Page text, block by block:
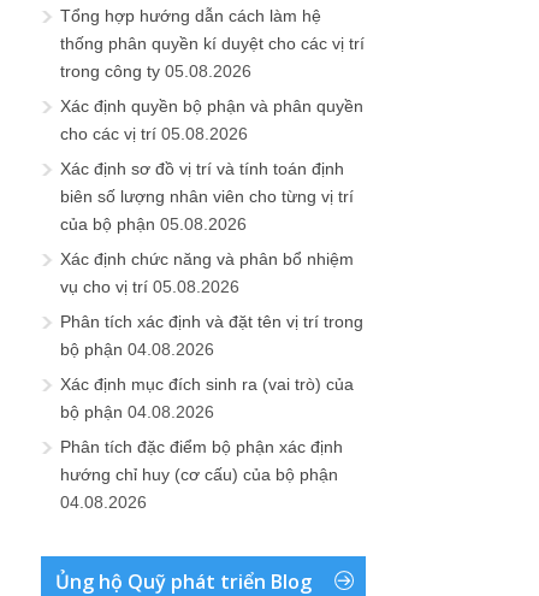
Tổng hợp hướng dẫn cách làm hệ
thống phân quyền kí duyệt cho các vị trí
trong công ty 05.08.2026
Xác định quyền bộ phận và phân quyền
cho các vị trí 05.08.2026
Xác định sơ đồ vị trí và tính toán định
biên số lượng nhân viên cho từng vị trí
của bộ phận 05.08.2026
Xác định chức năng và phân bổ nhiệm
vụ cho vị trí 05.08.2026
Phân tích xác định và đặt tên vị trí trong
bộ phận 04.08.2026
Xác định mục đích sinh ra (vai trò) của
bộ phận 04.08.2026
Phân tích đặc điểm bộ phận xác định
hướng chỉ huy (cơ cấu) của bộ phận
04.08.2026
Ủng hộ Quỹ phát triển Blog